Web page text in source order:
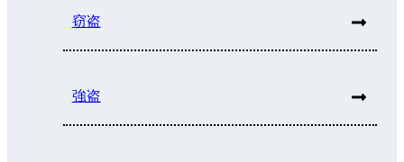
窃盗
強盗